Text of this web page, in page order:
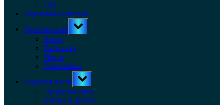
Гбо
Тормозная система
Трансмиссия
Toggle
sub-
Акпп
Вариатор
Мкпп
Сцепление
Ходовая часть
Toggle
sub-
menu
Подвеска авто
Шины и диски